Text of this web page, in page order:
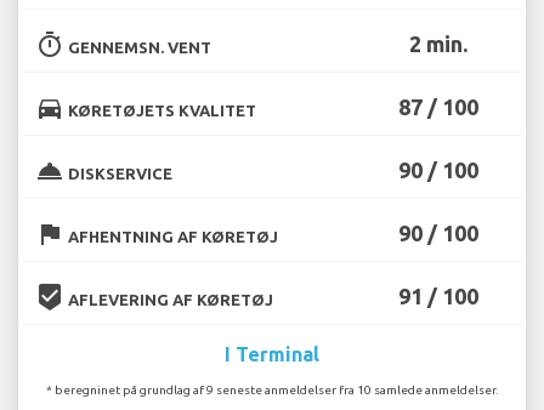
timer GENNEMSN. VENT 2 min.
directions_car KØRETØJETS KVALITET 87 / 100
room_service DISKSERVICE 90 / 100
flag AFHENTNING AF KØRETØJ 90 / 100
beenhere AFLEVERING AF KØRETØJ 91 / 100
I Terminal
* beregninet på grundlag af 9 seneste anmeldelser fra 10 samlede anmeldelser.